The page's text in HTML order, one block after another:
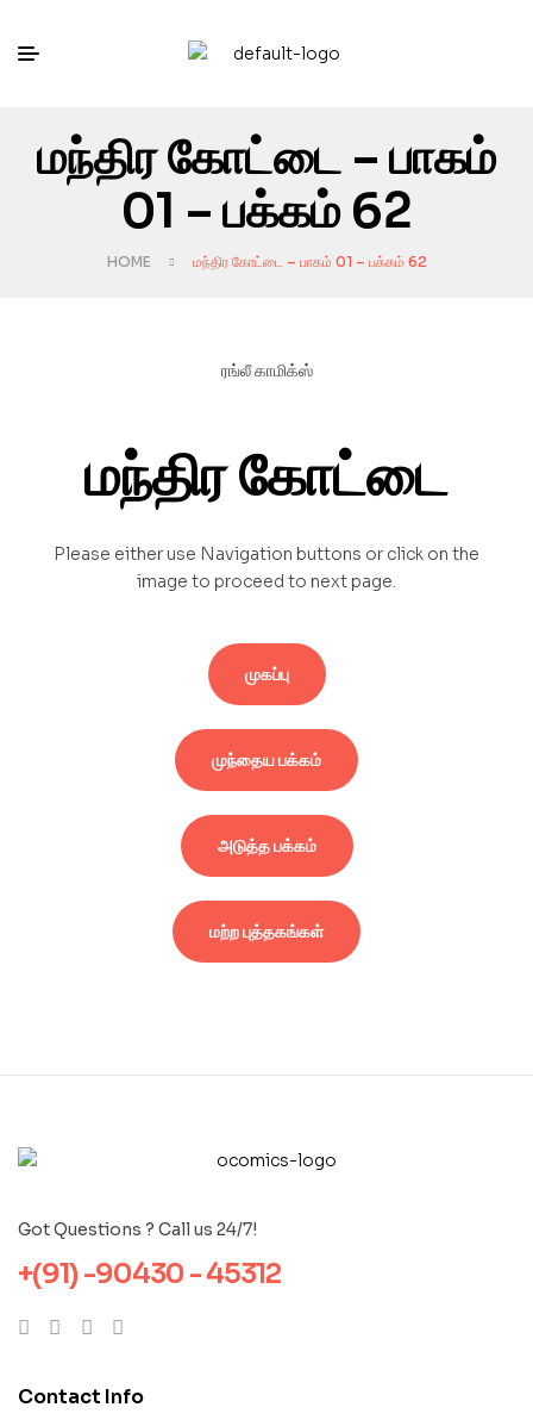
மந்திர கோட்டை – பாகம்
01 – பக்கம் 62
HOME மந்திர கோட்டை – பாகம் 01 – பக்கம் 62
ரங்லீ காமிக்ஸ்
மந்திர கோட்டை
Please either use Navigation buttons or click on the
image to proceed to next page.
முகப்பு
முந்தைய பக்கம்
அடுத்த பக்கம்
மற்ற புத்தகங்கள்
Got Questions ? Call us 24/7!
+(91) -90430 - 45312
Contact Info